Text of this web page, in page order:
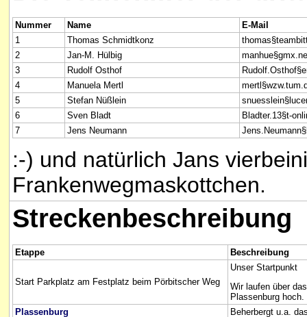
Nummer Name
E-Mail
1
Thomas Schmidtkonz
2
Jan-M. Hülbig
3
Rudolf Osthof
4
Manuela Mertl
5
Stefan Nüßlein
6
Sven Bladt
Bladter.13§t-
7
Jens Neumann
:-) und natürlich Jans
Frankenwegmaskottchen.
Streckenbeschreibung
Etappe Beschreibung
Start Parkplatz am Festplatz beim Pörbitscher Weg
Unser Startpunkt
Wir laufen über
Plassenburg hoch.
Plassenburg
Beherbergt u.a.